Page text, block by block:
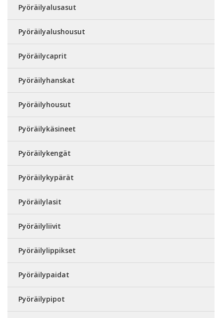
Pyöräilyalusasut
Pyöräilyalushousut
Pyöräilycaprit
Pyöräilyhanskat
Pyöräilyhousut
Pyöräilykäsineet
Pyöräilykengät
Pyöräilykypärät
Pyöräilylasit
Pyöräilyliivit
Pyöräilylippikset
Pyöräilypaidat
Pyöräilypipot